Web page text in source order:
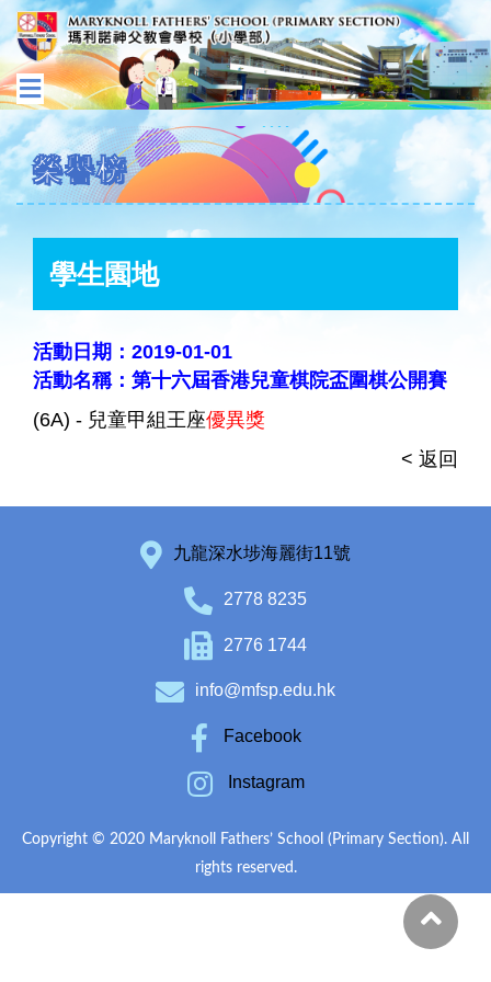
榮譽榜
學生園地
活動日期：2019-01-01
活動名稱：第十六屆香港兒童棋院盃圍棋公開賽
(6A) - 兒童甲組王座優異獎
< 返回
九龍深水埗海麗街11號
2778 8235
2776 1744
info@mfsp.edu.hk
Facebook
Instagram
Copyright © 2020 Maryknoll Fathers’ School (Primary Section). All
rights reserved.